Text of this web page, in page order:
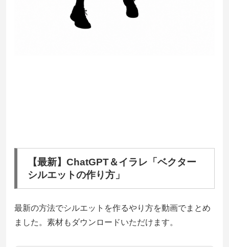
【最新】ChatGPT＆イラレ「ベクター
シルエットの作り方」
最新の方法でシルエットを作るやり方を動画でまとめ
ました。素材もダウンロードいただけます。